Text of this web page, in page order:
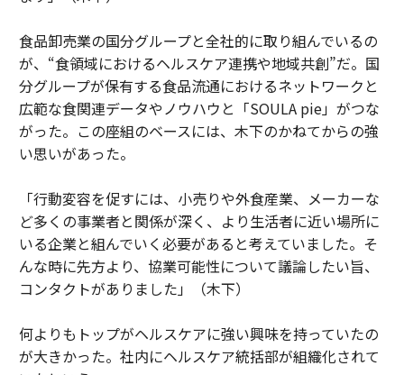
食品卸売業の国分グループと全社的に取り組んでいるの
が、“食領域におけるヘルスケア連携や地域共創”だ。国
分グループが保有する食品流通におけるネットワークと
広範な食関連データやノウハウと「SOULA pie」がつな
がった。この座組のベースには、木下のかねてからの強
い思いがあった。
「行動変容を促すには、小売りや外食産業、メーカーな
ど多くの事業者と関係が深く、より生活者に近い場所に
いる企業と組んでいく必要があると考えていました。そ
んな時に先方より、協業可能性について議論したい旨、
コンタクトがありました」（木下）
何よりもトップがヘルスケアに強い興味を持っていたの
が大きかった。社内にヘルスケア統括部が組織化されて